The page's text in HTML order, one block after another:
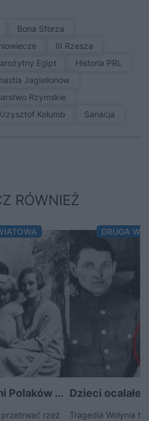
Bona Sforza
III Rzesza
Egipt
Historia PRL
Jagiellonów
Rzymskie
Krzysztof Kolumb sanacja
RÓWNIEŻ
Polaków ...
przetrwać rzeź
DRUGA
Dzieci ocalałe
Tragedia Wołynia